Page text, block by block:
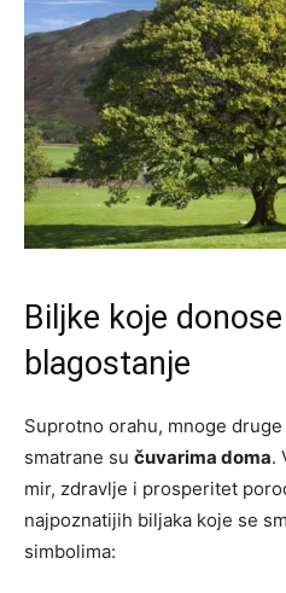
Biljke koje
blagostanje
Suprotno orahu, mnoge
smatrane su čuvarima doma.
mir, zdravlje i prosperitet
najpoznatijih biljaka koje se
simbolima: